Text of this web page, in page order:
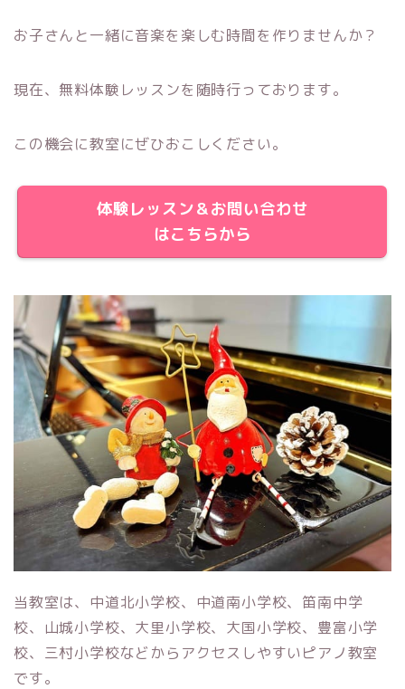
お子さんと一緒に音楽を楽しむ時間を作りませんか？
現在、無料体験レッスンを随時行っております。
この機会に教室にぜひおこしください。
体験レッスン＆お問い合わせ
はこちらから
当教室は、中道北小学校、中道南小学校、笛南中学
校、山城小学校、大里小学校、大国小学校、豊富小学
校、三村小学校などからアクセスしやすいピアノ教室
です。